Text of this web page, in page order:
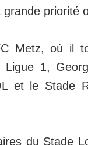
priorité
Metz, où il
1,
et le Stade
du Stade